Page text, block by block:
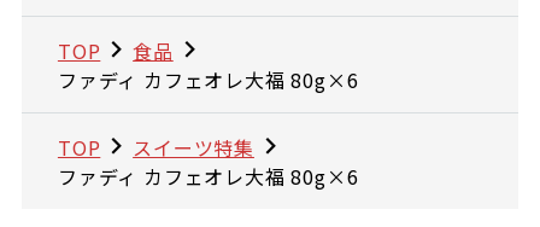
TOP
食品
ファディ カフェオレ大福 80g×6
TOP
スイーツ特集
ファディ カフェオレ大福 80g×6